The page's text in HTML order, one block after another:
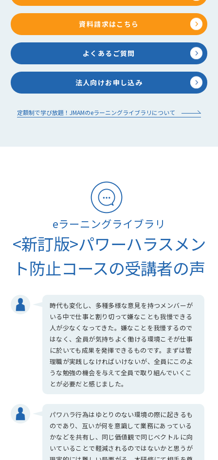
資料請求はこちら
よくあるご質問
法人向けお申し込み
定額制で学び放題！JMAMのeラーニングライブラリについて
eラーニングライブラリ
<新訂版>パワーハラスメン
ト防止コースの受講者の声
時代も変化し、多種多様な意見を持つメンバーが
いる中で仕事と割り切って嫌なことも我慢できる
人が少なくなってきた。嫌なことを我慢するので
はなく、全員が気持ちよく働ける環境こそが仕事
に於いても成果を発揮できるものです。まずは管
理職が実践しなければいけないが、全員にこのよ
うな勉強の機会を与えて全員で取り組んでいくこ
とが必要だと感じました。
パワハラ行為はゆとりのない環境の際に起きるも
のであり、互いが何を意識して業務にあっている
かなどを共有し、同じ価値観で同じベクトルに向
いていることで軽減されるのではないかと思うが